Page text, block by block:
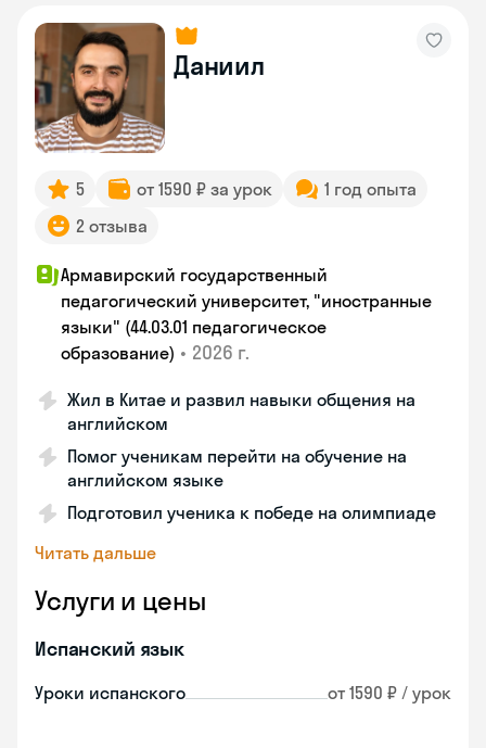
Даниил
5 от 1590 ₽ за урок
1 год опыта
2 отзыва
Армавирский государственный
педагогический университет, "иностранные
языки" (44.03.01 педагогическое
образование) • 2026 г.
Жил в Китае и развил навыки общения на
английском
Помог ученикам перейти на обучение на
английском языке
Подготовил ученика к победе на олимпиаде
Читать дальше
Услуги и цены
Испанский язык
Уроки испанского от 1590 ₽ / урок